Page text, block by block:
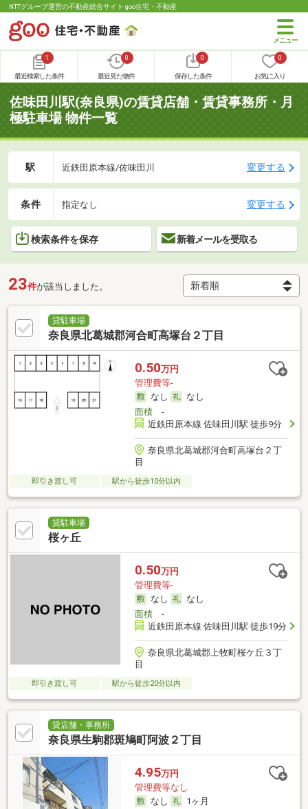
NTTグループ運営の不動産総合サイト goo住宅・不動産
1
最近検索した条件
0
最近見た物件
0
保存した条件
0
お気に入り
佐味田川駅(奈良県)の賃貸店舗・賃貸事務所・月
極駐車場 物件一覧
駅 近鉄田原本線/佐味田川 変更する
条件 指定なし 変更する
検索条件を保存 新着メールを受取る
23件が該当しました。
貸駐車場
奈良県北葛城郡河合町高塚台２丁目
0.50万円
管理費等-
なし
なし
面積-
近鉄田原本線 佐味田川駅 徒歩9分
奈良県北葛城郡河合町高塚台２丁
目
即引き渡し可 駅から徒歩10分以内
貸駐車場
桜ヶ丘
0.50万円
管理費等-
なし
なし
面積-
近鉄田原本線 佐味田川駅 徒歩19分
奈良県北葛城郡上牧町桜ケ丘３丁
目
即引き渡し可 駅から徒歩20分以内
貸店舗・事務所
奈良県生駒郡斑鳩町阿波２丁目
4.95万円
管理費等なし
なし
1ヶ月